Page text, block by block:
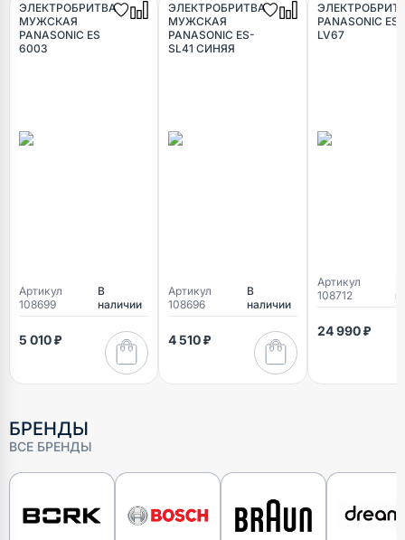
ЭЛЕКТРОБРИТВА
МУЖСКАЯ
PANASONIC ES
6003
Артикул
108699
В
наличии
5 010 ₽
ЭЛЕКТРОБРИТВА
МУЖСКАЯ
PANASONIC ES-
SL41 СИНЯЯ
Артикул
108696
В
наличии
4 510 ₽
PANASONIC ES-
LV67
Артикул
108712
24 990 ₽
БРЕНДЫ
ВСЕ БРЕНДЫ